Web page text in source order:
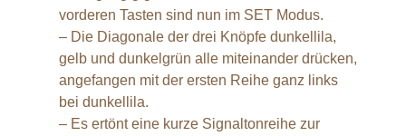
vorderen Tasten sind nun im SET Modus.
– Die Diagonale der drei Knöpfe dunkellila,
gelb und dunkelgrün alle miteinander drücken,
angefangen mit der ersten Reihe ganz links
bei dunkellila.
– Es ertönt eine kurze Signaltonreihe zur